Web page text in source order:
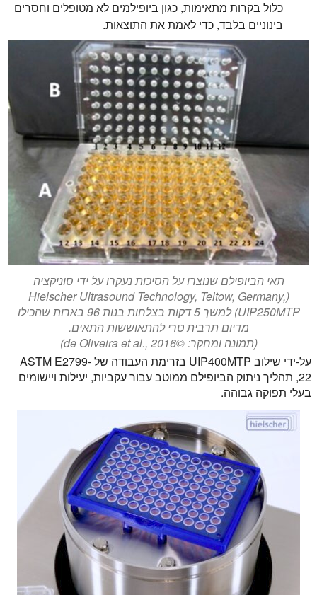
כלול בקרות מתאימות, כגון ביופילמים לא מטופלים וחסרים
בינוניים בלבד, כדי לאמת את התוצאות.
תאי הביופילם שנוצרו על הסיכות נעקרו על ידי סוניקציה
(Hielscher Ultrasound Technology, Teltow, Germany,
UIP250MTP) למשך 5 דקות בצלחות בנות 96 בארות שהכילו
מדיום תרבית טרי להתאוששות התאים.
(תמונה ומחקר: ©de Oliveira et al., 2016)
על-ידי שילוב UIP400MTP בזרימת העבודה של ASTM E2799-
22, תהליך ניתוק הביופילם ממוטב עבור עקביות, יעילות ויישומים
בעלי תפוקה גבוהה.